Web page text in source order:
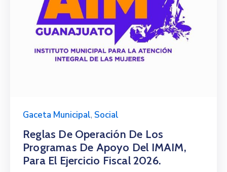
Gaceta Municipal, Social
Reglas De Operación De Los
Programas De Apoyo Del IMAIM,
Para El Ejercicio Fiscal 2026.